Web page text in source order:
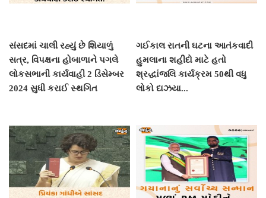
સંસદમાં ચાલી રહ્યું છે શિયાળું
સત્ર, વિપક્ષના હોબાળાને પગલે
લોકસભાની કાર્યવાહી 2 ડિસેમ્બર
2024 સુધી કરાઈ સ્થગિત
ગઈકાલ રાતની ઘટના આતંકવાદી
હુમલાના શહીદો માટે હતો
શ્રદ્ધાંજલિ કાર્યક્રમ 50થી વધુ
લોકો દાઝયા...